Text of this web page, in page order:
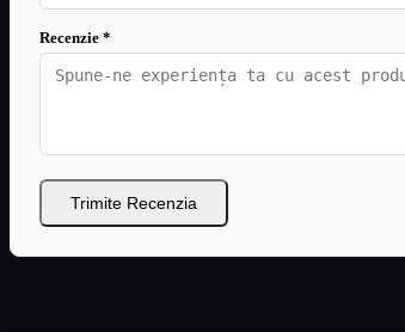
Recenzie *
Trimite Recenzia